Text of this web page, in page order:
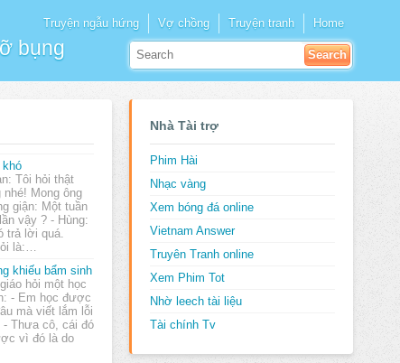
bụng
Truyện ngẫu hứng Vợ chồng Truyện tranh Home
khó
Tôi hỏi thật
nhé! Mong ông
giận: Một tuần
vậy ? - Hùng:
trả lời quá.
là:…
khiếu bẩm sinh
hỏi một học
- Em học được
mà viết lắm lỗi
- Thưa cô, cái đó
vì đó là do
Nhà Tài trợ
Phim Hài
Nhạc vàng
Xem bóng đá online
Vietnam Answer
Truyên Tranh online
Xem Phim Tot
Nhờ leech tài liệu
Tài chính Tv